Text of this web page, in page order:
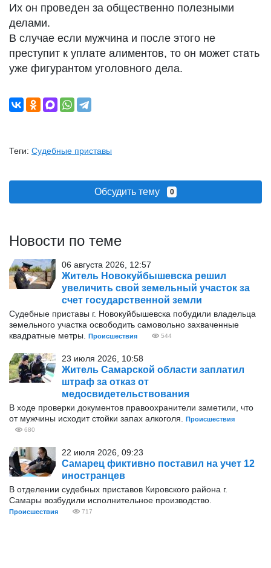
Их он проведен за общественно полезными
делами.
В случае если мужчина и после этого не
преступит к уплате алиментов, то он может стать
уже фигурантом уголовного дела.
Теги: Судебные приставы
Обсудить тему 0
Новости по теме
06 августа 2026, 12:57
Житель Новокуйбышевска решил
увеличить свой земельный участок за
счет государственной земли
Судебные приставы г. Новокуйбышевска побудили владельца
земельного участка освободить самовольно захваченные
квадратные метры.
Происшествия 544
23 июля 2026, 10:58
Житель Самарской области заплатил
штраф за отказ от
медосвидетельствования
В ходе проверки документов правоохранители заметили, что
от мужчины исходит стойки запах алкоголя.
Происшествия
680
22 июля 2026, 09:23
Самарец фиктивно поставил на учет 12
иностранцев
В отделении судебных приставов Кировского района г.
Самары возбудили исполнительное производство.
Происшествия 717